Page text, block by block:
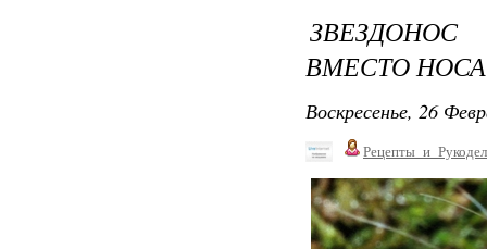
ВМЕСТО НОСА
Воскресенье, 26